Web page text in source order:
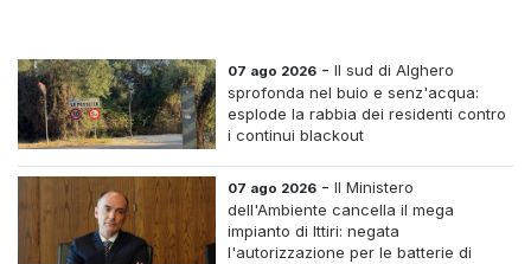
07 ago 2026 -Il sud di Alghero
sprofonda nel buio e senz'acqua:
esplode la rabbia dei residenti contro
i continui blackout
07 ago 2026 -Il Ministero
dell'Ambiente cancella il mega
impianto di Ittiri: negata
l'autorizzazione per le batterie di